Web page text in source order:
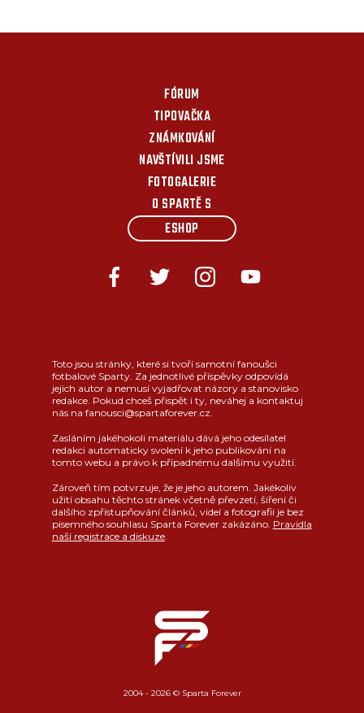
FÓRUM
TIPOVAČKA
ZNÁMKOVÁNÍ
NAVŠTÍVILI JSME
FOTOGALERIE
O SPARTĚ S
ESHOP
Toto jsou stránky, které si tvoří samotní fanoušci
fotbalové Sparty. Za jednotlivé příspěvky odpovídá
jejich autor a nemusí vyjadřovat názory a stanovisko
redakce. Pokud chceš přispět i ty, neváhej a kontaktuj
nás na fanousci@spartaforever.cz.
Zasláním jakéhokoli materiálu dává jeho odesílatel
redakci automaticky svolení k jeho publikování na
tomto webu a právo k případnému dalšímu využití.
Zároveň tím potvrzuje, že je jeho autorem. Jakékoliv
užití obsahu těchto stránek včetně převzetí, šíření či
dalšího zpřístupňování článků, videí a fotografií je bez
písemného souhlasu Sparta Forever zakázáno. Pravidla
naší registrace a diskuze.
2004 - 2026 © Sparta Forever